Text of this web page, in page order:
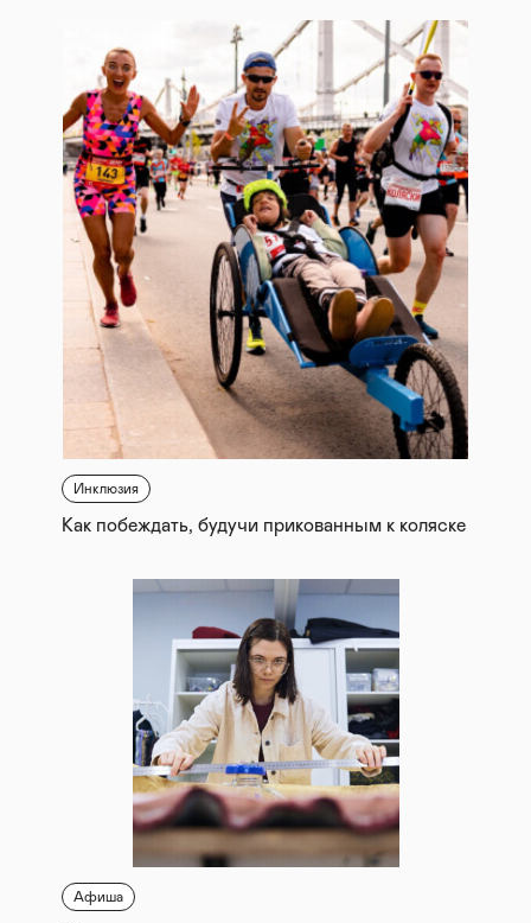
Инклюзия
Как побеждать, будучи прикованным к коляске
Афиша